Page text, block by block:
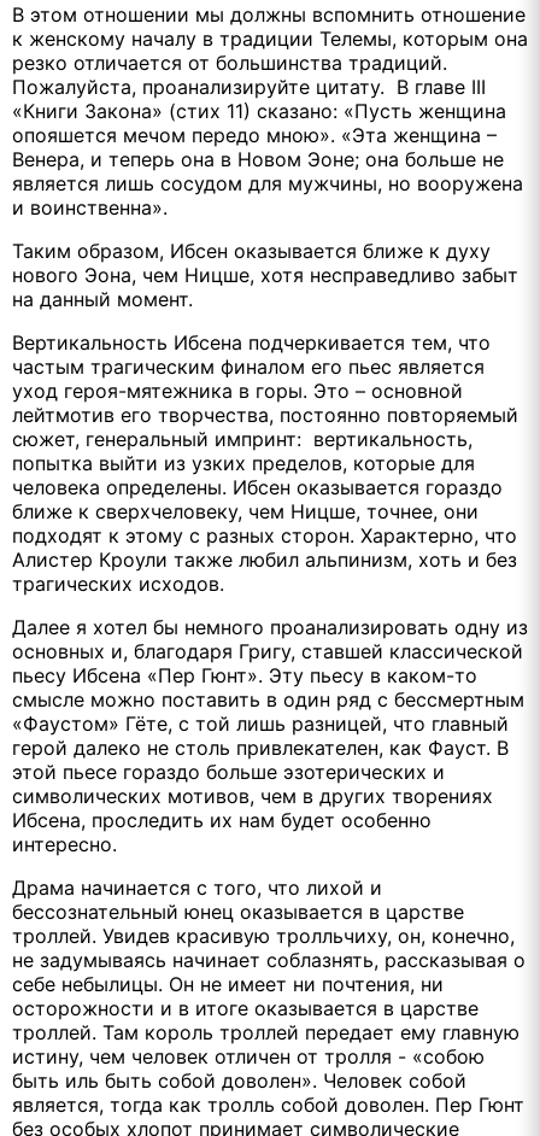
В этом отношении мы должны вспомнить отношение
к женскому началу в традиции Телемы, которым она
резко отличается от большинства традиций.
Пожалуйста, проанализируйте цитату. В главе III
«Книги Закона» (стих 11) сказано: «Пусть женщина
опояшется мечом передо мною». «Эта женщина –
Венера, и теперь она в Новом Эоне; она больше не
является лишь сосудом для мужчины, но вооружена
и воинственна».
Таким образом, Ибсен оказывается ближе к духу
нового Эона, чем Ницше, хотя несправедливо забыт
на данный момент.
Вертикальность Ибсена подчеркивается тем, что
частым трагическим финалом его пьес является
уход героя-мятежника в горы. Это – основной
лейтмотив его творчества, постоянно повторяемый
сюжет, генеральный импринт: вертикальность,
попытка выйти из узких пределов, которые для
человека определены. Ибсен оказывается гораздо
ближе к сверхчеловеку, чем Ницше, точнее, они
подходят к этому с разных сторон. Характерно, что
Алистер Кроули также любил альпинизм, хоть и без
трагических исходов.
Далее я хотел бы немного проанализировать одну из
основных и, благодаря Григу, ставшей классической
пьесу Ибсена «Пер Гюнт». Эту пьесу в каком-то
смысле можно поставить в один ряд с бессмертным
«Фаустом» Гёте, с той лишь разницей, что главный
герой далеко не столь привлекателен, как Фауст. В
этой пьесе гораздо больше эзотерических и
символических мотивов, чем в других творениях
Ибсена, проследить их нам будет особенно
интересно.
Драма начинается с того, что лихой и
бессознательный юнец оказывается в царстве
троллей. Увидев красивую тролльчиху, он, конечно,
не задумываясь начинает соблазнять, рассказывая о
себе небылицы. Он не имеет ни почтения, ни
осторожности и в итоге оказывается в царстве
троллей. Там король троллей передает ему главную
истину, чем человек отличен от тролля - «собою
быть иль быть собой доволен». Человек собой
является, тогда как тролль собой доволен. Пер Гюнт
без особых хлопот принимает символические